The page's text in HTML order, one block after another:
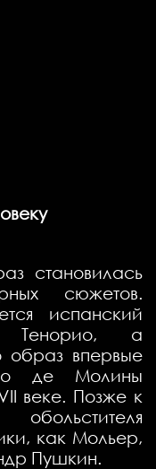
становилась
сюжетов.
испанский
Тенорио, а
впервые
де Молины
веке. Позже к
как Мольер,
Пушкин.